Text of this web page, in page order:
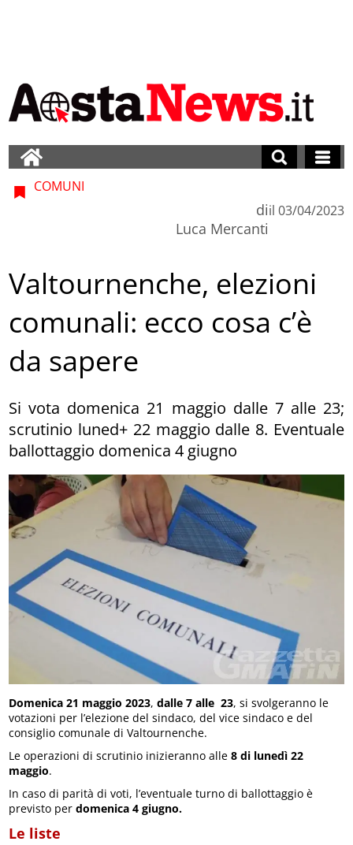
COMUNI
di
Luca Mercanti
il 03/04/2023
Valtournenche, elezioni
comunali: ecco cosa c’è
da sapere
Si vota domenica 21 maggio dalle 7 alle 23;
scrutinio luned+ 22 maggio dalle 8. Eventuale
ballottaggio domenica 4 giugno
Domenica 21 maggio 2023,dalle 7 alle 23, si svolgeranno le
votazioni per l’elezione del sindaco, del vice sindaco e del
consiglio comunale di Valtournenche.
Le operazioni di scrutinio inizieranno alle8 di lunedì 22
maggio.
In caso di parità di voti, l’eventuale turno di ballottaggio è
previsto perdomenica 4 giugno.
Le liste